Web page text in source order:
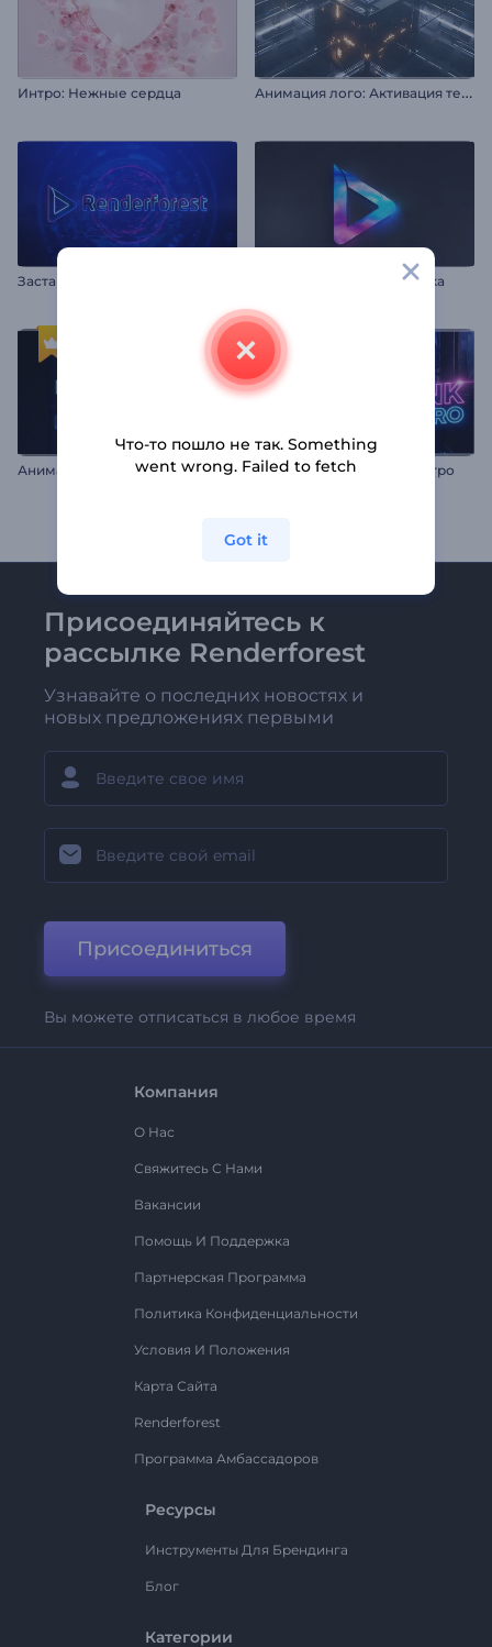
Интро: Нежные сердца А
нимация лого: Активация технологий
Заставка: Кибер-глитч Анимация лого: Хроматика
Анимация лого: Быстрый неон Неоновый киберпанк-интро
Присоединяйтесь к
рассылке Renderforest
Узнавайте о последних новостях и
новых предложениях первыми
Присоединиться
Вы можете отписаться в любое время
Компания
О Нас
Свяжитесь С Нами
Вакансии
Помощь И Поддержка
Партнерская Программа
Политика Конфиденциальности
Условия И Положения
Карта Сайта
Renderforest
Программа Амбассадоров
Ресурсы
Инструменты Для Брендинга
Блог
Категории
Что-то пошло не так. Something
went wrong. Failed to fetch
Got it